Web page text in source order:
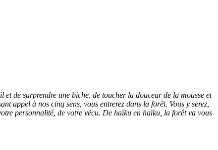
et de surprendre une biche, de toucher la douceur de la mousse et
appel à nos cinq sens, vous entrerez dans la forêt. Vous y serez,
personnalité, de votre vécu. De haïku en haïku, la forêt va vous